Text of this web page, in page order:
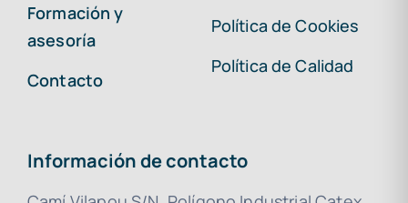
Formación y
asesoría
Contacto
Política de Cookies
Política de Calidad
Información de contacto